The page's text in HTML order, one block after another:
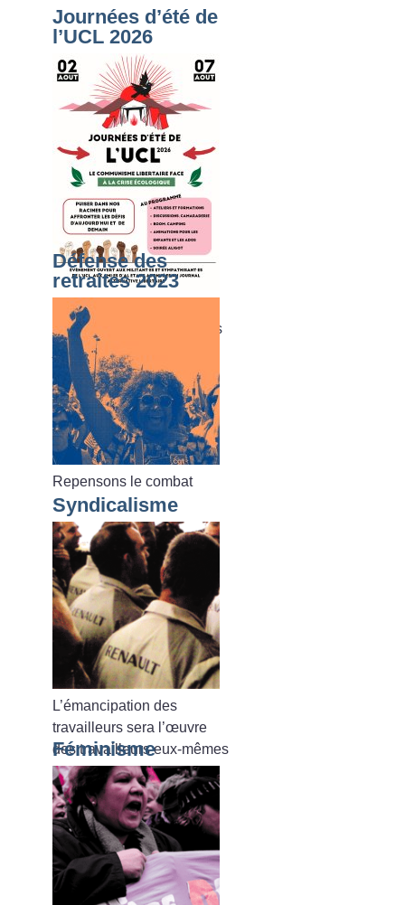
Journées d’été de
l’UCL 2026
Du dimanche 02 août au
vendredi 07 août 2026, les
journées d’été de l’UCL
Défense des
retraites 2023
Repensons le combat
Syndicalisme
L’émancipation des
travailleurs sera l’œuvre
des travailleurs eux-mêmes
Féminisme